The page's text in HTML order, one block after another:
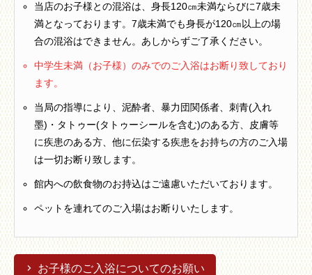
当店のお子様との混浴は、身長120㎝未満ならびに7歳未
満となっております。7歳未満でも身長が120㎝以上の場
合の混浴はできません。あしからずご了承ください。
中学生未満（お子様）のみでのご入浴はお断り致しており
ます。
当局の指導により、泥酔者、暴力団関係者、刺青(入れ
墨)・タトゥー(タトゥーシールを含む)のある方、皮膚等
に疾患のある方、他に伝染する疾患をお持ちの方のご入場
は一切お断り致します。
館内への飲食物のお持込はご遠慮いただいております。
ペットを連れてのご入場はお断りいたします。
お子様のご入浴についてのお願い